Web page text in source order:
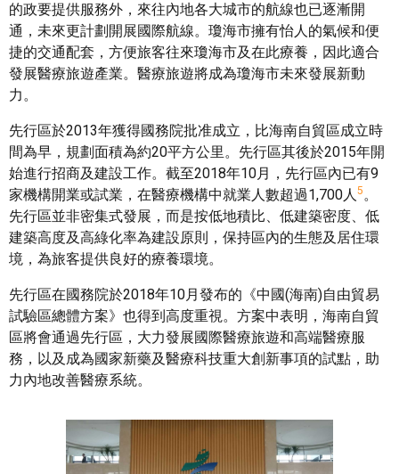
的政要提供服務外，來往內地各大城市的航線也已逐漸開
通，未來更計劃開展國際航線。瓊海市擁有怡人的氣候和便
捷的交通配套，方便旅客往來瓊海市及在此療養，因此適合
發展醫療旅遊產業。醫療旅遊將成為瓊海市未來發展新動
力。
先行區於2013年獲得國務院批准成立，比海南自貿區成立時
間為早，規劃面積為約20平方公里。先行區其後於2015年開
始進行招商及建設工作。截至2018年10月，先行區內已有9
家機構開業或試業，在醫療機構中就業人數超過1,700人5。
先行區並非密集式發展，而是按低地積比、低建築密度、低
建築高度及高綠化率為建設原則，保持區內的生態及居住環
境，為旅客提供良好的療養環境。
先行區在國務院於2018年10月發布的《中國(海南)自由貿易
試驗區總體方案》也得到高度重視。方案中表明，海南自貿
區將會通過先行區，大力發展國際醫療旅遊和高端醫療服
務，以及成為國家新藥及醫療科技重大創新事項的試點，助
力內地改善醫療系統。